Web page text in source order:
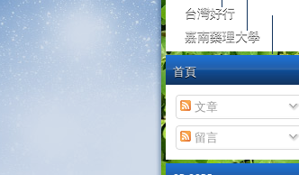
台灣好行
嘉南藥理大學
首頁
文章
留言